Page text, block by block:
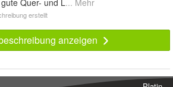
Quer- und L... Mehr
erstellt
anzeigen